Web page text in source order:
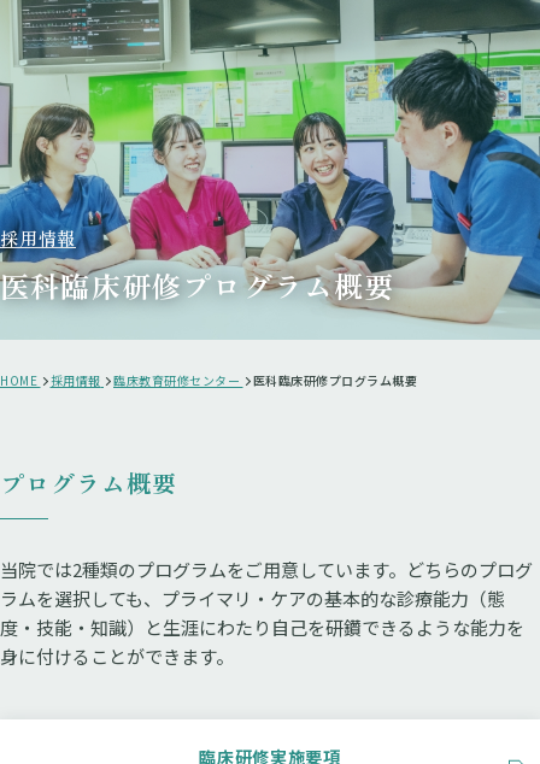
採用情報
医科臨床研修プログラム概要
HOME 採用情報 臨床教育研修センター 医科臨床研修プログラム概要
プログラム概要
当院では2種類のプログラムをご用意しています。どちらのプログ
ラムを選択しても、プライマリ・ケアの基本的な診療能力（態
度・技能・知識）と生涯にわたり自己を研鑽できるような能力を
身に付けることができます。
臨床研修実施要項